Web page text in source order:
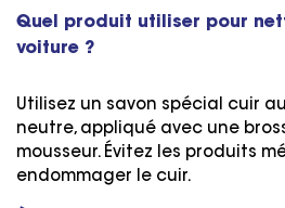
Quel produit utiliser pour
voiture ?
Utilisez un savon spécial cuir
neutre, appliqué avec une
mousseur. Évitez les produits
endommager le cuir.